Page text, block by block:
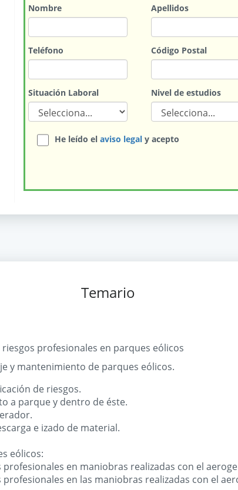
Nombre Apellidos
Teléfono Código Postal
Situación Laboral Nivel de estudios
He leído elaviso legal y acepto
Temario
profesionales en parques eólicos
y mantenimiento de parques eólicos.
de riesgos.
a parque y dentro de éste.
e izado de material.
eólicos:
en maniobras realizadas con el
en las maniobras realizadas con el